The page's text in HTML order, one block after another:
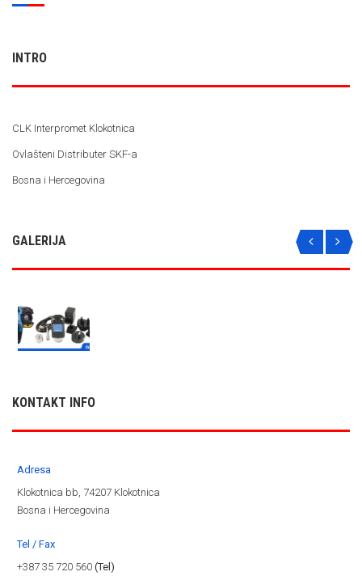
INTRO
CLK Interpromet Klokotnica
Ovlašteni Distributer SKF-a
Bosna i Hercegovina
GALERIJA
KONTAKT INFO
Adresa
Klokotnica bb, 74207 Klokotnica
Bosna i Hercegovina
Tel / Fax
+387 35 720 560 (Tel)